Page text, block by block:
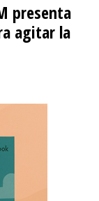
presenta
agitar la